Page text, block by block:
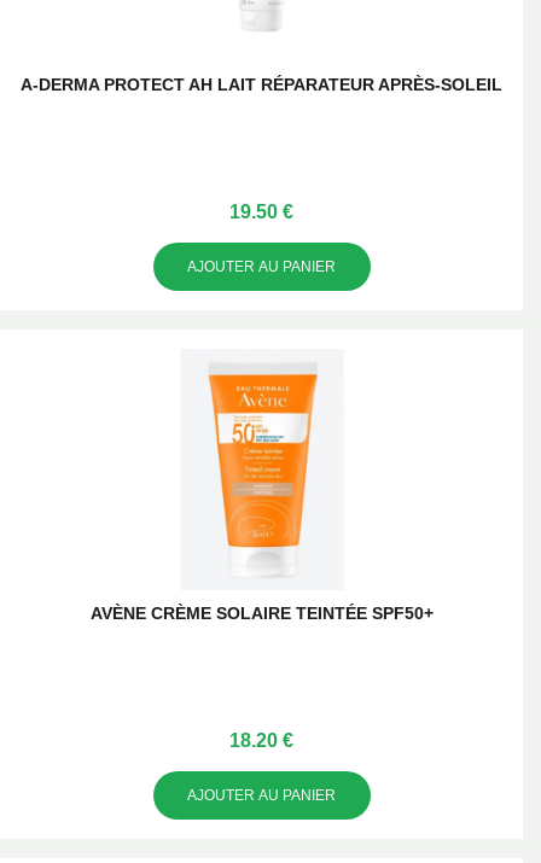
A-DERMA PROTECT AH LAIT RÉPARATEUR APRÈS-SOLEIL
19.50 €
AJOUTER AU PANIER
AVÈNE CRÈME SOLAIRE TEINTÉE SPF50+
18.20 €
AJOUTER AU PANIER